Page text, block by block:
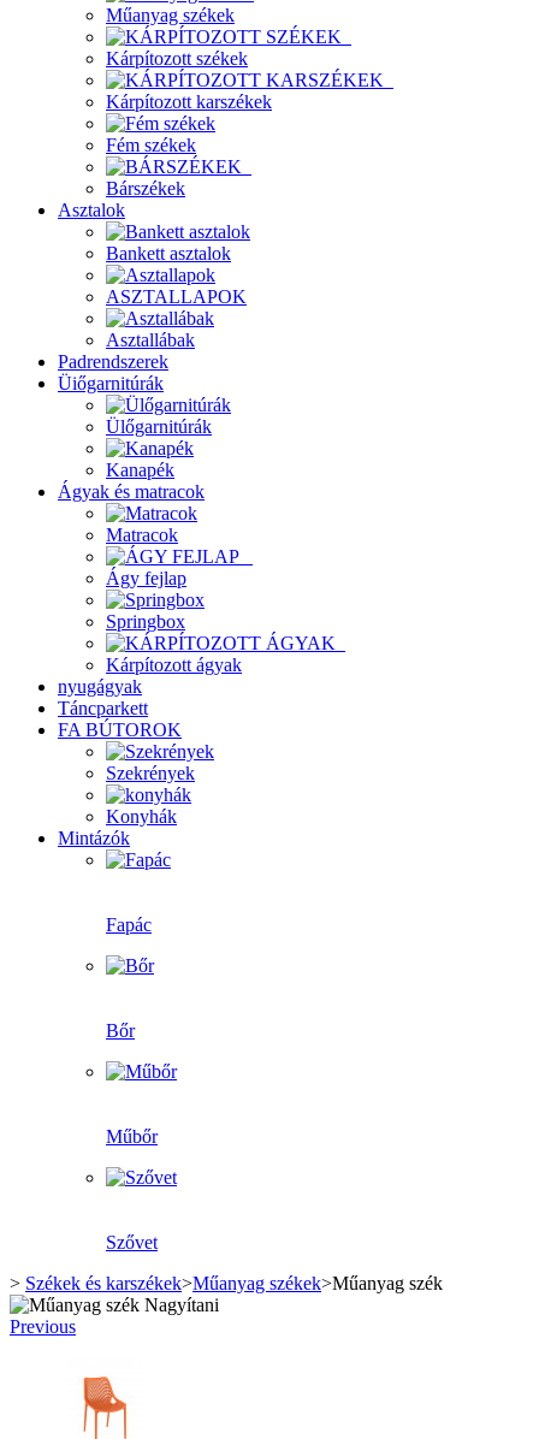
Műanyag székek
Kárpítozott székek
Kárpítozott karszékek
Fém székek
Bárszékek
Asztalok
Bankett asztalok
ASZTALLAPOK
Asztallábak
Padrendszerek
Üiőgarnitúrák
Ülőgarnitúrák
Kanapék
Ágyak és matracok
Matracok
Ágy fejlap
Springbox
Kárpítozott ágyak
nyugágyak
Táncparkett
FA BÚTOROK
Szekrények
Konyhák
Mintázók
Fapác
Bőr
Műbőr
Szővet
> Székek és karszékek>Műanyag székek>Műanyag szék
Nagyítani
Previous